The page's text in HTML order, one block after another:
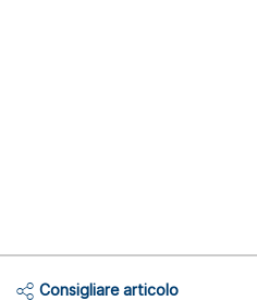
Consigliare articolo